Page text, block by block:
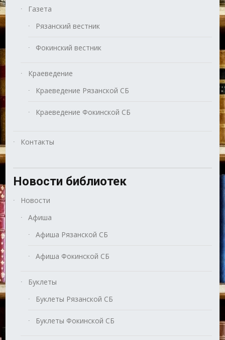
Газета
Рязанский вестник
Фокинский вестник
Краеведение
Краеведение Рязанской СБ
Краеведение Фокинской СБ
Контакты
Новости библиотек
Новости
Афиша
Афиша Рязанской СБ
Афиша Фокинской СБ
Буклеты
Буклеты Рязанской СБ
Буклеты Фокинской СБ